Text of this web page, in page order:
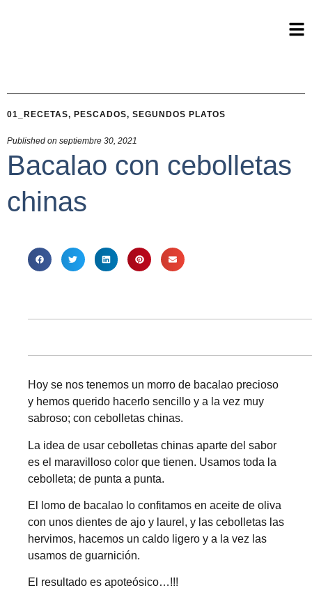
01_RECETAS, PESCADOS, SEGUNDOS PLATOS
Published on septiembre 30, 2021
Bacalao con cebolletas
chinas
Hoy se nos tenemos un morro de bacalao precioso
y hemos querido hacerlo sencillo y a la vez muy
sabroso; con cebolletas chinas.
La idea de usar cebolletas chinas aparte del sabor
es el maravilloso color que tienen. Usamos toda la
cebolleta; de punta a punta.
El lomo de bacalao lo confitamos en aceite de oliva
con unos dientes de ajo y laurel, y las cebolletas las
hervimos, hacemos un caldo ligero y a la vez las
usamos de guarnición.
El resultado es apoteósico…!!!